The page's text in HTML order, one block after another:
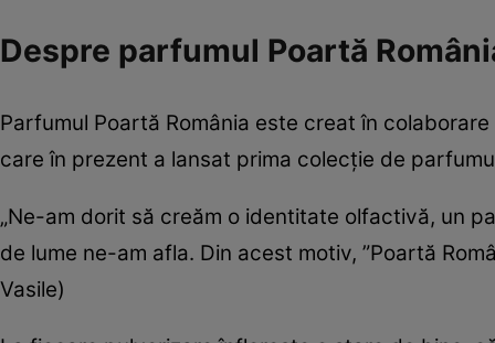
Despre parfumul Poartă
Parfumul Poartă România este creat în
care în prezent a lansat prima colecţie de
„Ne-am dorit să creăm o identitate olfactivă, un
de lume ne-am afla. Din acest motiv, ”Poartă
Vasile)